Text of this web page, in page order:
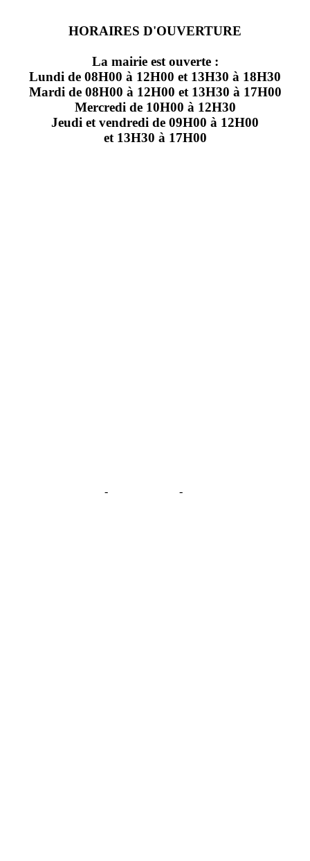
HORAIRES D'OUVERTURE
La mairie est ouverte :
Lundi de 08H00 à 12H00 et 13H30 à 18H30
Mardi de 08H00 à 12H00 et 13H30 à 17H00
Mercredi de 10H00 à 12H30
Jeudi et vendredi de 09H00 à 12H00
et 13H30 à 17H00
- -